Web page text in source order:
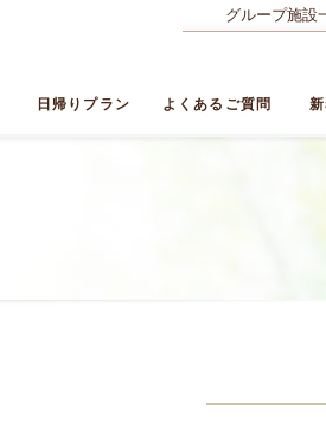
グループ施設
日帰りプラン よくあるご質問